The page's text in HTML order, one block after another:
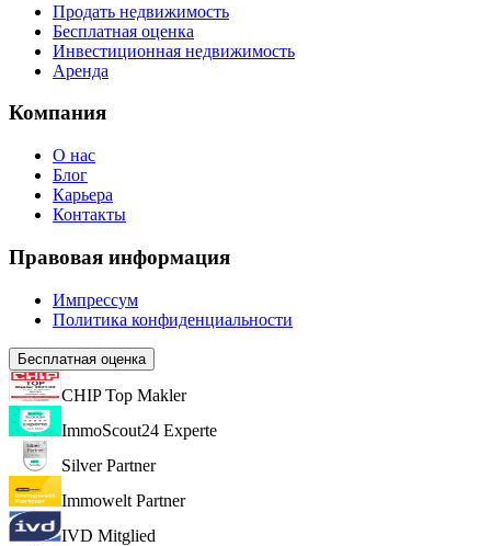
Продать недвижимость
Бесплатная оценка
Инвестиционная недвижимость
Аренда
Компания
О нас
Блог
Карьера
Контакты
Правовая информация
Импрессум
Политика конфиденциальности
Бесплатная оценка
CHIP Top Makler
ImmoScout24 Experte
Silver Partner
Immowelt Partner
IVD Mitglied